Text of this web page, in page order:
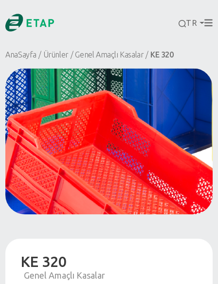
TR
AnaSayfa Ürünler Genel Amaçlı Kasalar KE 320
KE 320
Genel Amaçlı Kasalar